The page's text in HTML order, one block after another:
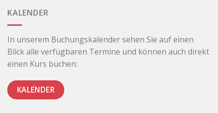
KALENDER
In unserem Buchungskalender sehen Sie auf einen
Blick alle verfügbaren Termine und können auch direkt
einen Kurs buchen:
KALENDER